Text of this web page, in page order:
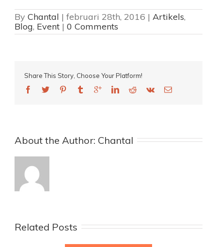
By Chantal | februari 28th, 2016 | Artikels,
Blog, Event | 0 Comments
Share This Story, Choose Your Platform!
About the Author: Chantal
Related Posts